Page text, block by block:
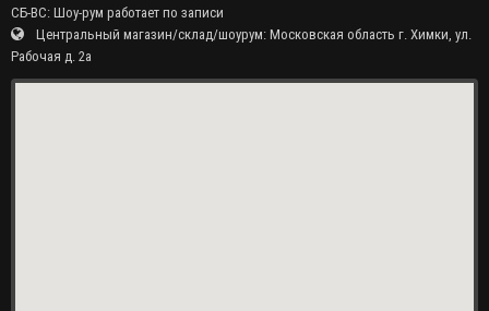
СБ-ВС: Шоу-рум работает по записи
Центральный магазин/склад/шоурум: Московская область г. Химки, ул.
Рабочая д. 2а